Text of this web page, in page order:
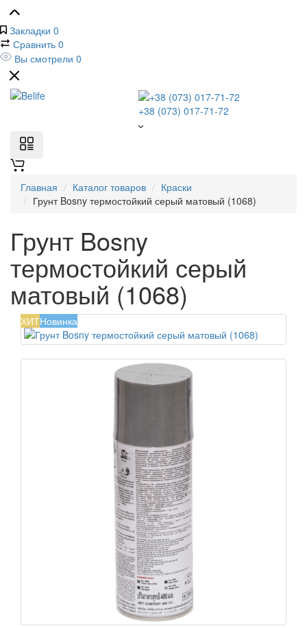
Закладки 0
Сравнить 0
Вы смотрели 0
+38 (073) 017-71-72
Главная Каталог товаров
Краски
Грунт Bosny термостойкий серый матовый (1068)
Грунт Bosny
термостойкий серый
матовый (1068)
ХИТНовинка